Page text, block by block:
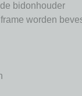
bidonhouder
worden